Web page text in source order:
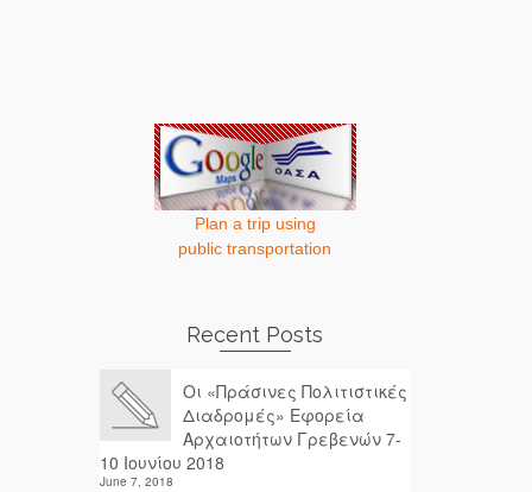
Plan a trip using
public transportation
Recent Posts
Οι «Πράσινες Πολιτιστικές
Διαδρομές» Εφορεία
Αρχαιοτήτων Γρεβενών 7-
10 Ιουνίου 2018
June 7, 2018